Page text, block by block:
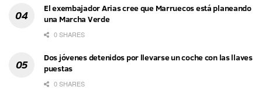
El exembajador Arias cree que Marruecos está planeando
una Marcha Verde
0 SHARES
Dos jóvenes detenidos por llevarse un coche con las llaves
puestas
0 SHARES